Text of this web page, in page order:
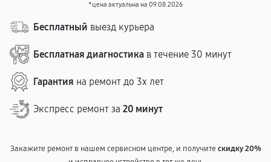
*цена актуальна на 09.08.2026
Бесплатный выезд курьера
Бесплатная диагностика в течение 30 минут
Гарантия на ремонт до 3х лет
Экспресс ремонт за 20 минут
Закажите ремонт в нашем сервисном центре, и получитескидку 20%